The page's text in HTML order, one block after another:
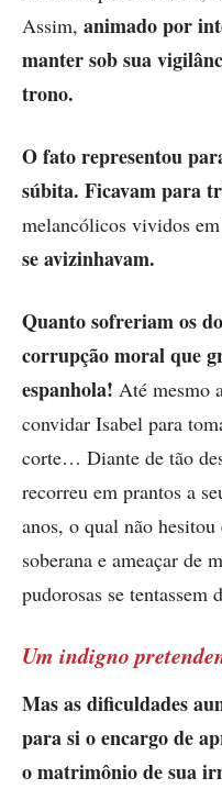
Assim, animado por
manter sob sua
trono.
O fato representou
súbita. Ficavam para
melancólicos vividos
se avizinhavam.
Quanto sofreriam os
corrupção moral que
espanhola! Até mesmo
convidar Isabel para
corte… Diante de tão
recorreu em prantos a
anos, o qual não
soberana e ameaçar de
pudorosas se tentassem
Um indigno
Mas as dificuldades
para si o encargo de
o matrimônio de sua